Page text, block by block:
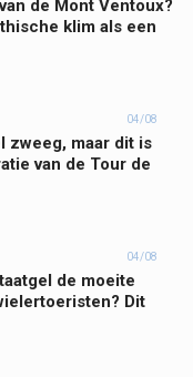
de Mont Ventoux?
klim als een
04/08
zweeg, maar dit is
van de Tour de
04/08
de moeite
Dit